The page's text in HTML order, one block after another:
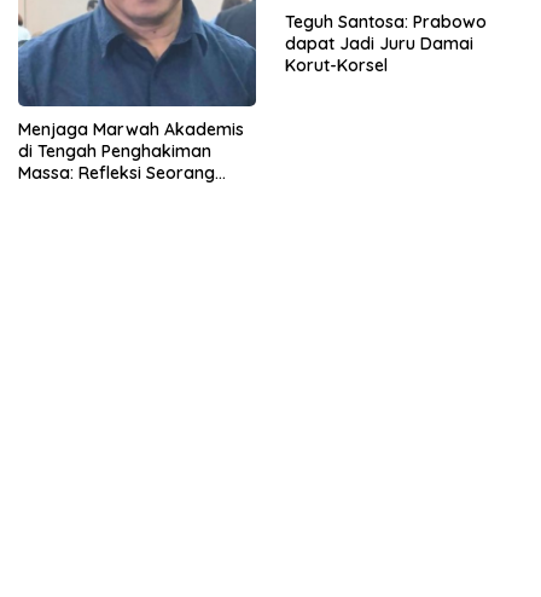
Menjaga Marwah Akademis
di Tengah Penghakiman
Massa: Refleksi Seorang
Teguh Santosa: Prabowo
dapat Jadi Juru Damai
Korut-Korsel